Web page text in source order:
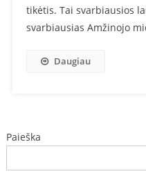
tikėtis. Tai svarbiausios
svarbiausias Amžinojo
Daugiau
Paieška